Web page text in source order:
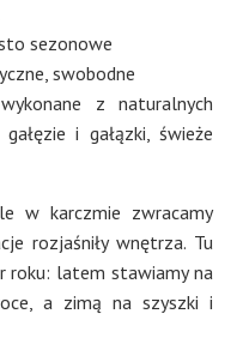
sezonowe
swobodne
wykonane z naturalnych
i gałązki, świeże
w karczmie zwracamy
rozjaśniły wnętrza. Tu
roku: latem stawiamy na
a zimą na szyszki i